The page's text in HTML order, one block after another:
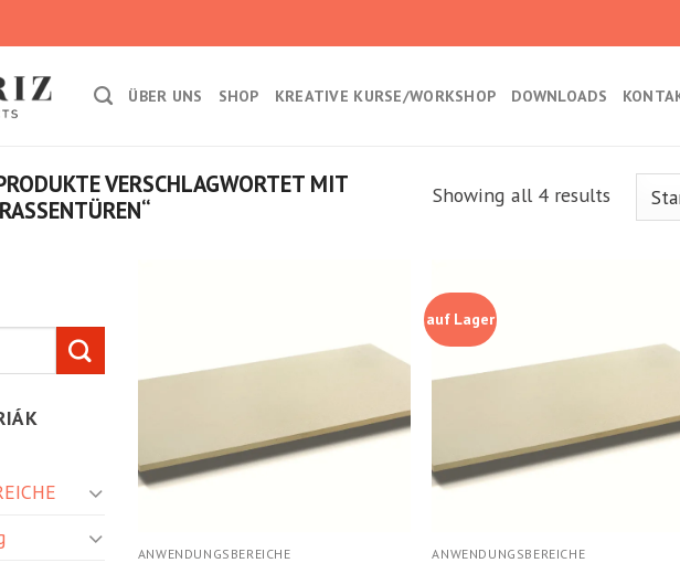
ÜBER UNS SHOP KREATIVE KURSE/WORKSHOP DOWNLOADS
VERSCHLAGWORTET MIT
Showing all 4 results
ANWENDUNGSBEREICHE
auf Lager
ANWENDUNGSBEREICHE